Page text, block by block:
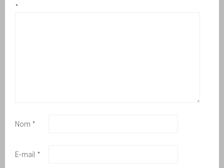
*
Nom *
E-mail *